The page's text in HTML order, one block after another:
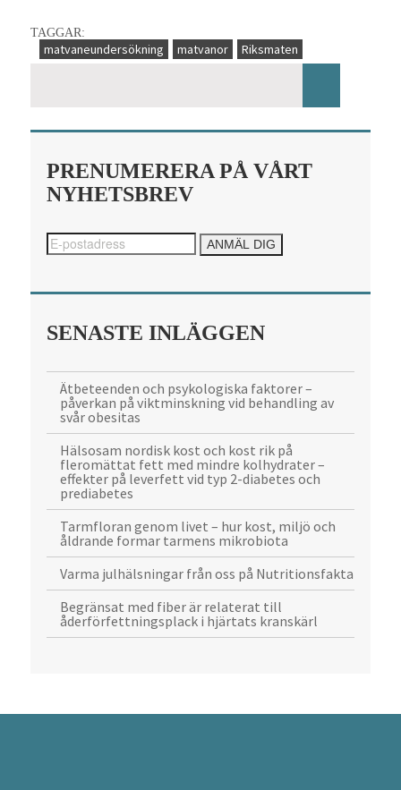
TAGGAR:
matvaneundersökning matvanor Riksmaten
PRENUMERERA PÅ VÅRT
NYHETSBREV
SENASTE INLÄGGEN
Ätbeteenden och psykologiska faktorer –
påverkan på viktminskning vid behandling av
svår obesitas
Hälsosam nordisk kost och kost rik på
fleromättat fett med mindre kolhydrater –
effekter på leverfett vid typ 2-diabetes och
prediabetes
Tarmfloran genom livet – hur kost, miljö och
åldrande formar tarmens mikrobiota
Varma julhälsningar från oss på Nutritionsfakta
Begränsat med fiber är relaterat till
åderförfettningsplack i hjärtats kranskärl